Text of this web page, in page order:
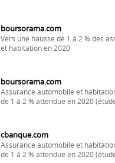
boursorama.com
Vers une hausse de 1 à 2 % des
et habitation en 2020
boursorama.com
Assurance automobile et
de 1 à 2 % attendue en 2020
cbanque.com
Assurance automobile et
de 1 à 2 % attendue en 2020